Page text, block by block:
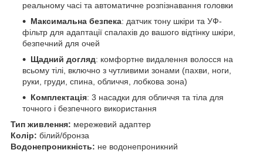
реальному часі та автоматичне розпізнавання головки
Максимальна безпека: датчик тону шкіри та УФ-
фільтр для адаптації спалахів до вашого відтінку шкіри,
безпечний для очей
Щадний догляд: комфортне видалення волосся на
всьому тілі, включно з чутливими зонами (пахви, ноги,
руки, груди, спина, обличчя, лобкова зона)
Комплектація: 3 насадки для обличчя та тіла для
точного і безпечного використання
Тип живлення: мережевий адаптер
Колір: білий/бронза
Водонепроникність: не водонепроникний